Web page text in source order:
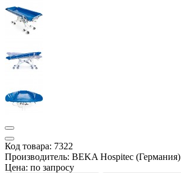
Код товара: 7322
Производитель: BEKA Hospitec (Германия)
Цена: по запросу